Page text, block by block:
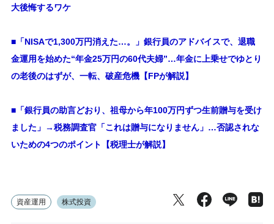
大後悔するワケ
■「NISAで1,300万円消えた…。」銀行員のアドバイスで、退職
金運用を始めた“年金25万円の60代夫婦”…年金に上乗せでゆとり
の老後のはずが、一転、破産危機【FPが解説】
■「銀行員の助言どおり、祖母から年100万円ずつ生前贈与を受け
ました」→税務調査官「これは贈与になりません」…否認されな
いための4つのポイント【税理士が解説】
資産運用 株式投資